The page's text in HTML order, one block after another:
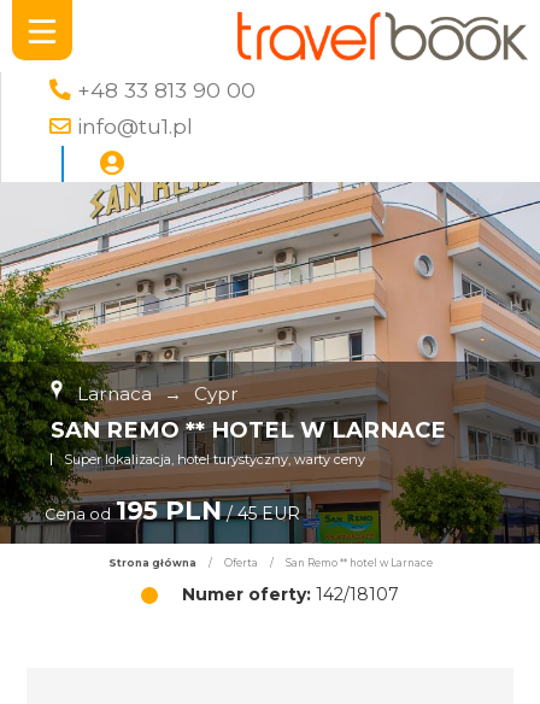
+48 33 813 90 00
info@tu1.pl
Larnaca → Cypr
SAN REMO ** HOTEL W LARNACE
Super lokalizacja, hotel turystyczny, warty ceny
Cena od 195 PLN/ 45 EUR
Strona główna / Oferta / San Remo ** hotel w Larnace
Numer oferty: 142/18107